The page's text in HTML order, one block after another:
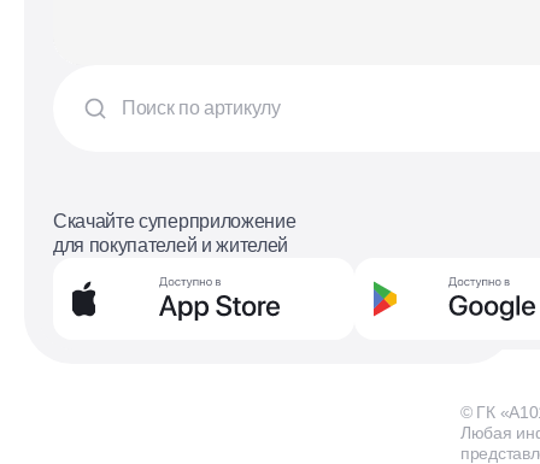
Скачайте суперприложение
для покупателей и жителей
© ГК
Любая